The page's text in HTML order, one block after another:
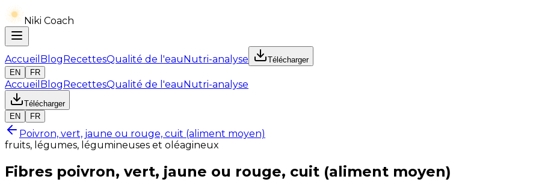
Niki Coach
Accueil BlogRecettesQualité de l'eauNutri-analyse
Télécharger
EN
FR
Accueil BlogRecettesQualité de l'eauNutri-analyse
Télécharger
EN
FR
Poivron, vert, jaune ou rouge, cuit (aliment moyen)
fruits, légumes, légumineuses et oléagineux
Fibres poivron, vert, jaune ou rouge, cuit (aliment moyen)